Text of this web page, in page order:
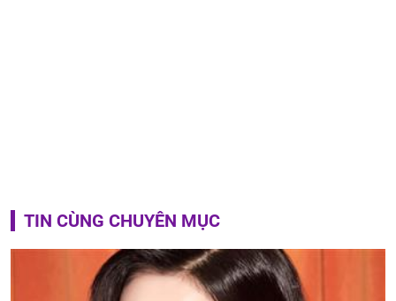
TIN CÙNG CHUYÊN MỤC